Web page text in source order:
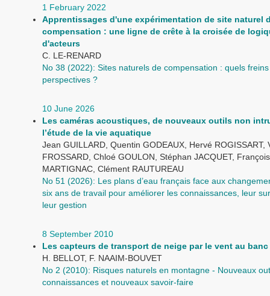
1 February 2022
Apprentissages d'une expérimentation de site naturel
compensation : une ligne de crête à la croisée de
d'acteurs
C. LE-RENARD
No 38 (2022): Sites naturels de compensation : quels
perspectives ?
10 June 2026
Les caméras acoustiques, de nouveaux outils non
l’étude de la vie aquatique
Jean GUILLARD, Quentin GODEAUX, Hervé ROGISSART,
FROSSARD, Chloé GOULON, Stéphan JACQUET, François
MARTIGNAC, Clément RAUTUREAU
No 51 (2026): Les plans d’eau français face aux
six ans de travail pour améliorer les connaissances, leur
leur gestion
8 September 2010
Les capteurs de transport de neige par le vent au
H. BELLOT, F. NAAIM-BOUVET
No 2 (2010): Risques naturels en montagne - Nouveaux
connaissances et nouveaux savoir-faire